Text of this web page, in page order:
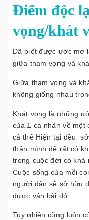
Điểm độc
vọng/khát
Đã biết được ước mơ
giữa tham vọng và
Giữa tham vọng và
không giống nhau
Khát vọng là những
của 1 cá nhân về một
cá thể Hiện tại đều
thân mình để rất có
trong cuộc đời có khả
Cuộc sống của mỗi
người dân sẽ sở hữu
được ván bài đó.
Tuy nhiên cũng luôn